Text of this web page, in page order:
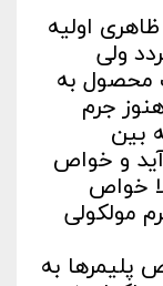
خواص ظاهری اولیه
ولی
محصول به
جرم
بین
آید و خواص
خواص
مولکولی
پلیمرها به